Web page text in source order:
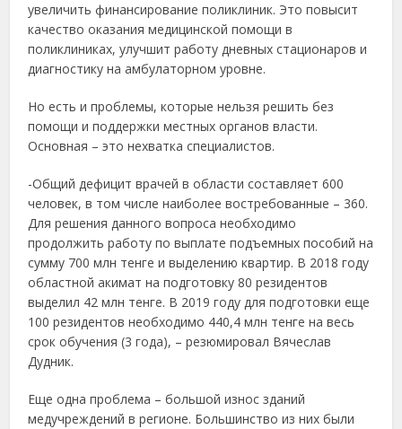
увеличить финансирование поликлиник. Это повысит
качество оказания медицинской помощи в
поликлиниках, улучшит работу дневных стационаров и
диагностику на амбулаторном уровне.
Но есть и проблемы, которые нельзя решить без
помощи и поддержки местных органов власти.
Основная – это нехватка специалистов.
-Общий дефицит врачей в области составляет 600
человек, в том числе наиболее востребованные – 360.
Для решения данного вопроса необходимо
продолжить работу по выплате подъемных пособий на
сумму 700 млн тенге и выделению квартир. В 2018 году
областной акимат на подготовку 80 резидентов
выделил 42 млн тенге. В 2019 году для подготовки еще
100 резидентов необходимо 440,4 млн тенге на весь
срок обучения (3 года), – резюмировал Вячеслав
Дудник.
Еще одна проблема – большой износ зданий
медучреждений в регионе. Большинство из них были